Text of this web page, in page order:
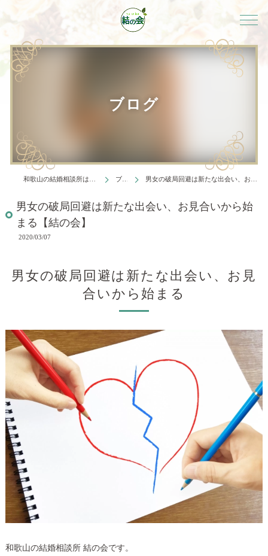
ブログ
ブログ 男女の破局回避は新たな出会い、お見合いから始まる【結の会】
男女の破局回避は新たな出会い、お見合いから始
まる【結の会】
2020/03/07
男女の破局回避は新たな出会い、お見
合いから始まる
和歌山の結婚相談所 結の会です。